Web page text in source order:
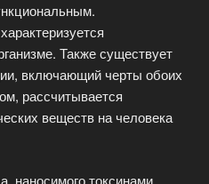
Также существует
включающий черты обоих
рассчитывается
веществ на человека
наносимого токсинами